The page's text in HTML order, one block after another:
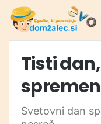
Tisti
Svetovni dan